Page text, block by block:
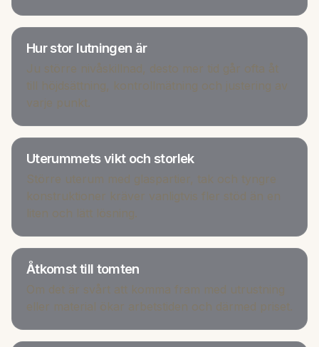
Hur stor lutningen är
Ju större nivåskillnad, desto mer tid går ofta åt
till höjdsättning, kontrollmätning och justering av
varje punkt.
Uterummets vikt och storlek
Större uterum med glaspartier, tak och tyngre
konstruktioner kräver vanligtvis fler stöd än en
liten och lätt lösning.
Åtkomst till tomten
Om det är svårt att komma fram med utrustning
eller material ökar arbetstiden och därmed priset.